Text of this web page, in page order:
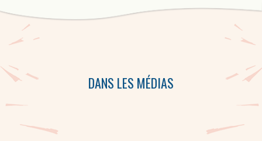
Des contes éclatants, crus, de Manon Beaudoin, Yvan Bienvenue,
Herménégilde Chiasson, Jean Marc Dalpé, Patrick Leroux et
DANS LES MÉDIAS